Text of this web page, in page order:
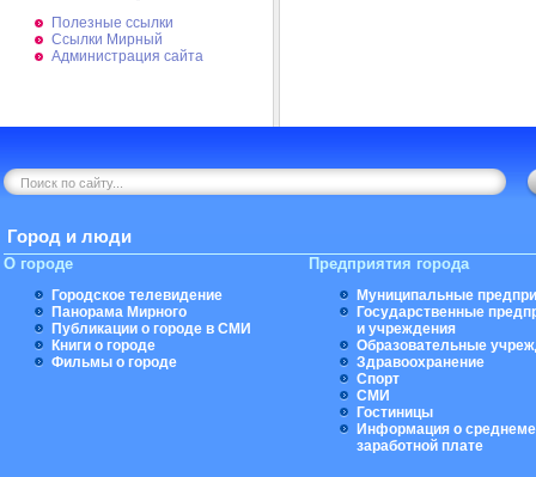
Полезные ссылки
Ссылки Мирный
Администрация сайта
Город и люди
О городе
Городское телевидение
Панорама Мирного
Публикации о городе в СМИ
Книги о городе
Фильмы о городе
Предприятия города
Муниципальные
Государственные
и учреждения
Образовательные
Здравоохранение
Спорт
СМИ
Гостиницы
Информация о
заработной плате